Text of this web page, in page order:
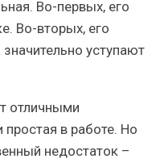
Во-первых, его
Во-вторых, его
уступают
отличными
простая в работе. Но
недостаток –